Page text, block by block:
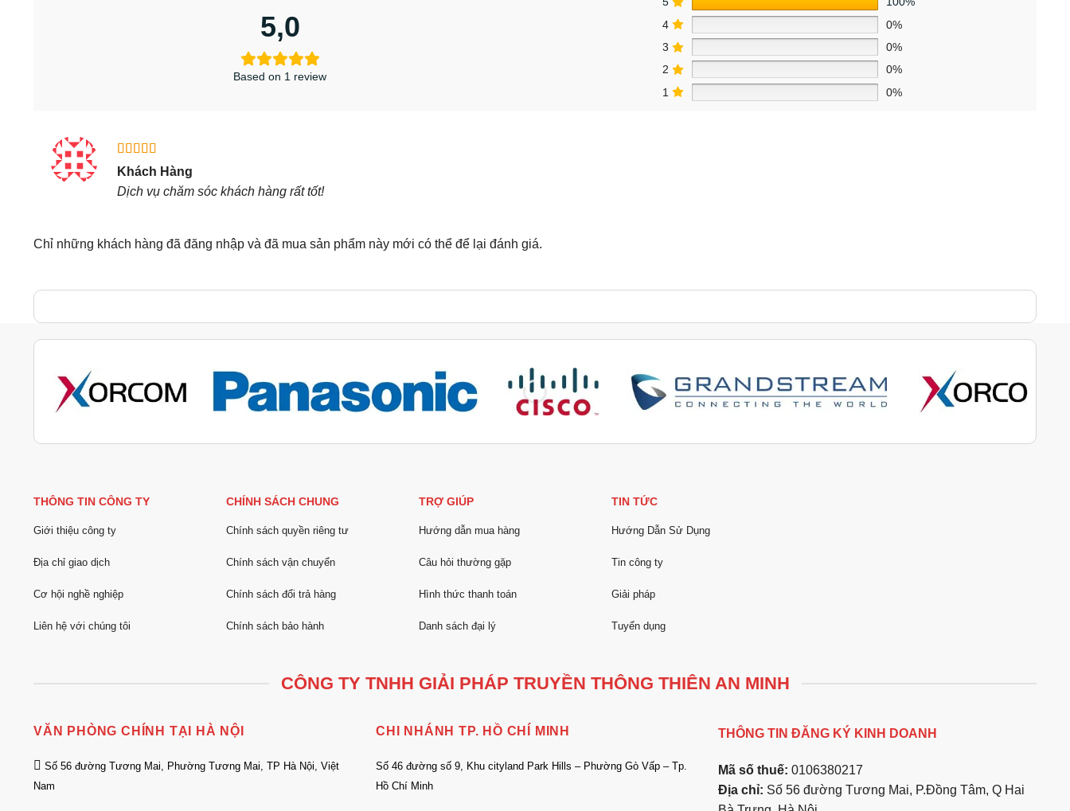
5,0
Based on 1 review
4
0%
3
0%
2
0%
1
0%
Được xếp
hạng55
sao
Khách Hàng
Dịch vụ chăm sóc khách hàng rất tốt!
Chỉ những khách hàng đã đăng nhập và đã mua sản phẩm này mới có thể để lại đánh giá.
THÔNG TIN CÔNG TY
Giới thiệu công ty
Địa chỉ giao dịch
Cơ hội nghề nghiệp
Liên hệ với chúng tôi
CHÍNH SÁCH CHUNG
Chính sách quyền riêng tư
Chính sách vận chuyển
Chính sách đổi trả hàng
Chính sách bảo hành
TRỢ GIÚP
Hướng dẫn mua hàng
Câu hỏi thường gặp
Hình thức thanh toán
Danh sách đại lý
TIN TỨC
Hướng Dẫn Sử Dụng
Tin công ty
Giải pháp
Tuyển dụng
CÔNG TY TNHH GIẢI PHÁP TRUYỀN THÔNG THIÊN AN MINH
VĂN PHÒNG CHÍNH TẠI HÀ NỘI
Số 56 đường Tương Mai, Phường Tương Mai, TP Hà Nội, Việt
Nam
CHI NHÁNH TP. HỒ CHÍ MINH
Số 46 đường số 9, Khu cityland Park Hills – Phường Gò Vấp – Tp.
Hồ Chí Minh
THÔNG TIN ĐĂNG KÝ KINH DOANH
Mã số thuế: 0106380217
Địa chỉ: Số 56 đường Tương Mai, P.Đồng Tâm, Q Hai